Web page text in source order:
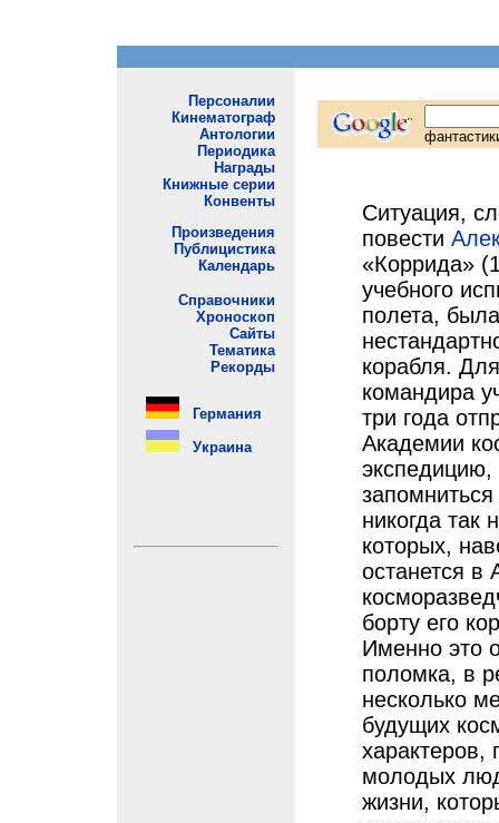
Ситуация,
повести
«Коррида»
учебного
полета,
корабля.
командира
три года
Академии
экспедицию,
никогда так
которых,
останется в
борту его
Именно это
поломка, в
несколько
будущих
характеров,
молодых
жизни,